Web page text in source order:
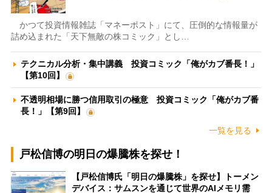
かつて投資情報雑誌「マネーポスト」にて、圧倒的な情報量が
詰め込まれた「天下無敵の株コミック」とし…
テクニカル分析・集中講義 投資コミック「俺がカブ番長！」
【第10回】
不透明相場に勝つ信用取引の極意 投資コミック「俺がカブ番
長！」【第9回】
一覧を見る
戸松信博の明日の爆騰株を探せ！
【戸松信博氏「明日の爆騰株」を探せ】トーメン
デバイス：サムスンを通じて世界のAIメモリ需